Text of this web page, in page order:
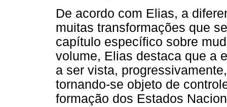
De acordo com Elias, a
muitas transformações que
capítulo específico sobre
volume, Elias destaca que a
a ser vista,
tornando-se objeto de
formação dos Estados